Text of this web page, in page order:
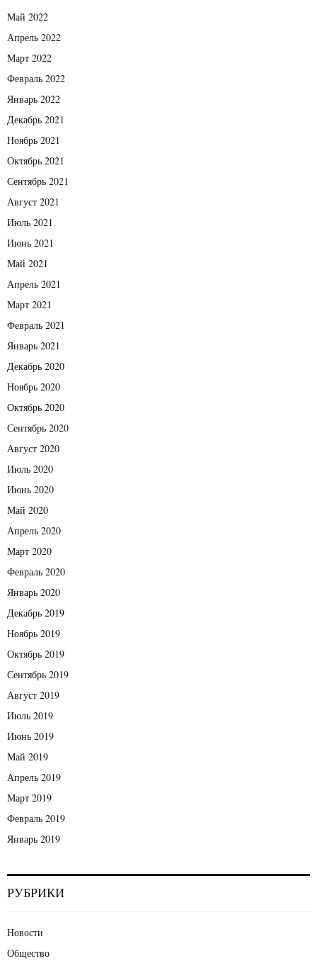
Май 2022
Апрель 2022
Март 2022
Февраль 2022
Январь 2022
Декабрь 2021
Ноябрь 2021
Октябрь 2021
Сентябрь 2021
Август 2021
Июль 2021
Июнь 2021
Май 2021
Апрель 2021
Март 2021
Февраль 2021
Январь 2021
Декабрь 2020
Ноябрь 2020
Октябрь 2020
Сентябрь 2020
Август 2020
Июль 2020
Июнь 2020
Май 2020
Апрель 2020
Март 2020
Февраль 2020
Январь 2020
Декабрь 2019
Ноябрь 2019
Октябрь 2019
Сентябрь 2019
Август 2019
Июль 2019
Июнь 2019
Май 2019
Апрель 2019
Март 2019
Февраль 2019
Январь 2019
РУБРИКИ
Новости
Общество